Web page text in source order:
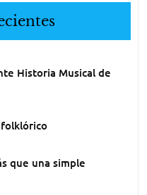
Historia Musical de
que una simple